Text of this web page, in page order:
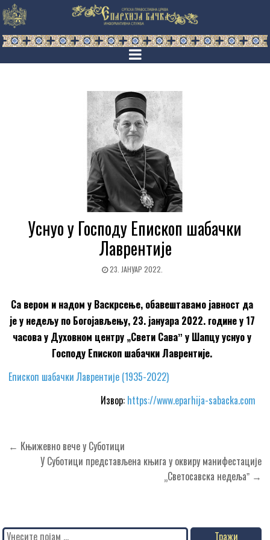
Уснуо у Господу Епископ шабачки
Лаврентије
23. ЈАНУАР 2022.
Са вером и надом у Васкрсење, обавештавамо јавност да
је у недељу по Богојављењу, 23. јануара 2022. године у 17
часова у Духовном центру „Свети Саваˮ у Шапцу уснуо у
Господу Епископ шабачки Лаврентије.
Епископ шабачки Лаврентије (1935-2022)
Извор: https://www.eparhija-sabacka.com
Кретање
чланка
← Књижевно вече у Суботици
У Суботици представљена књига у оквиру манифестације
„Светосавска недељаˮ →
Search